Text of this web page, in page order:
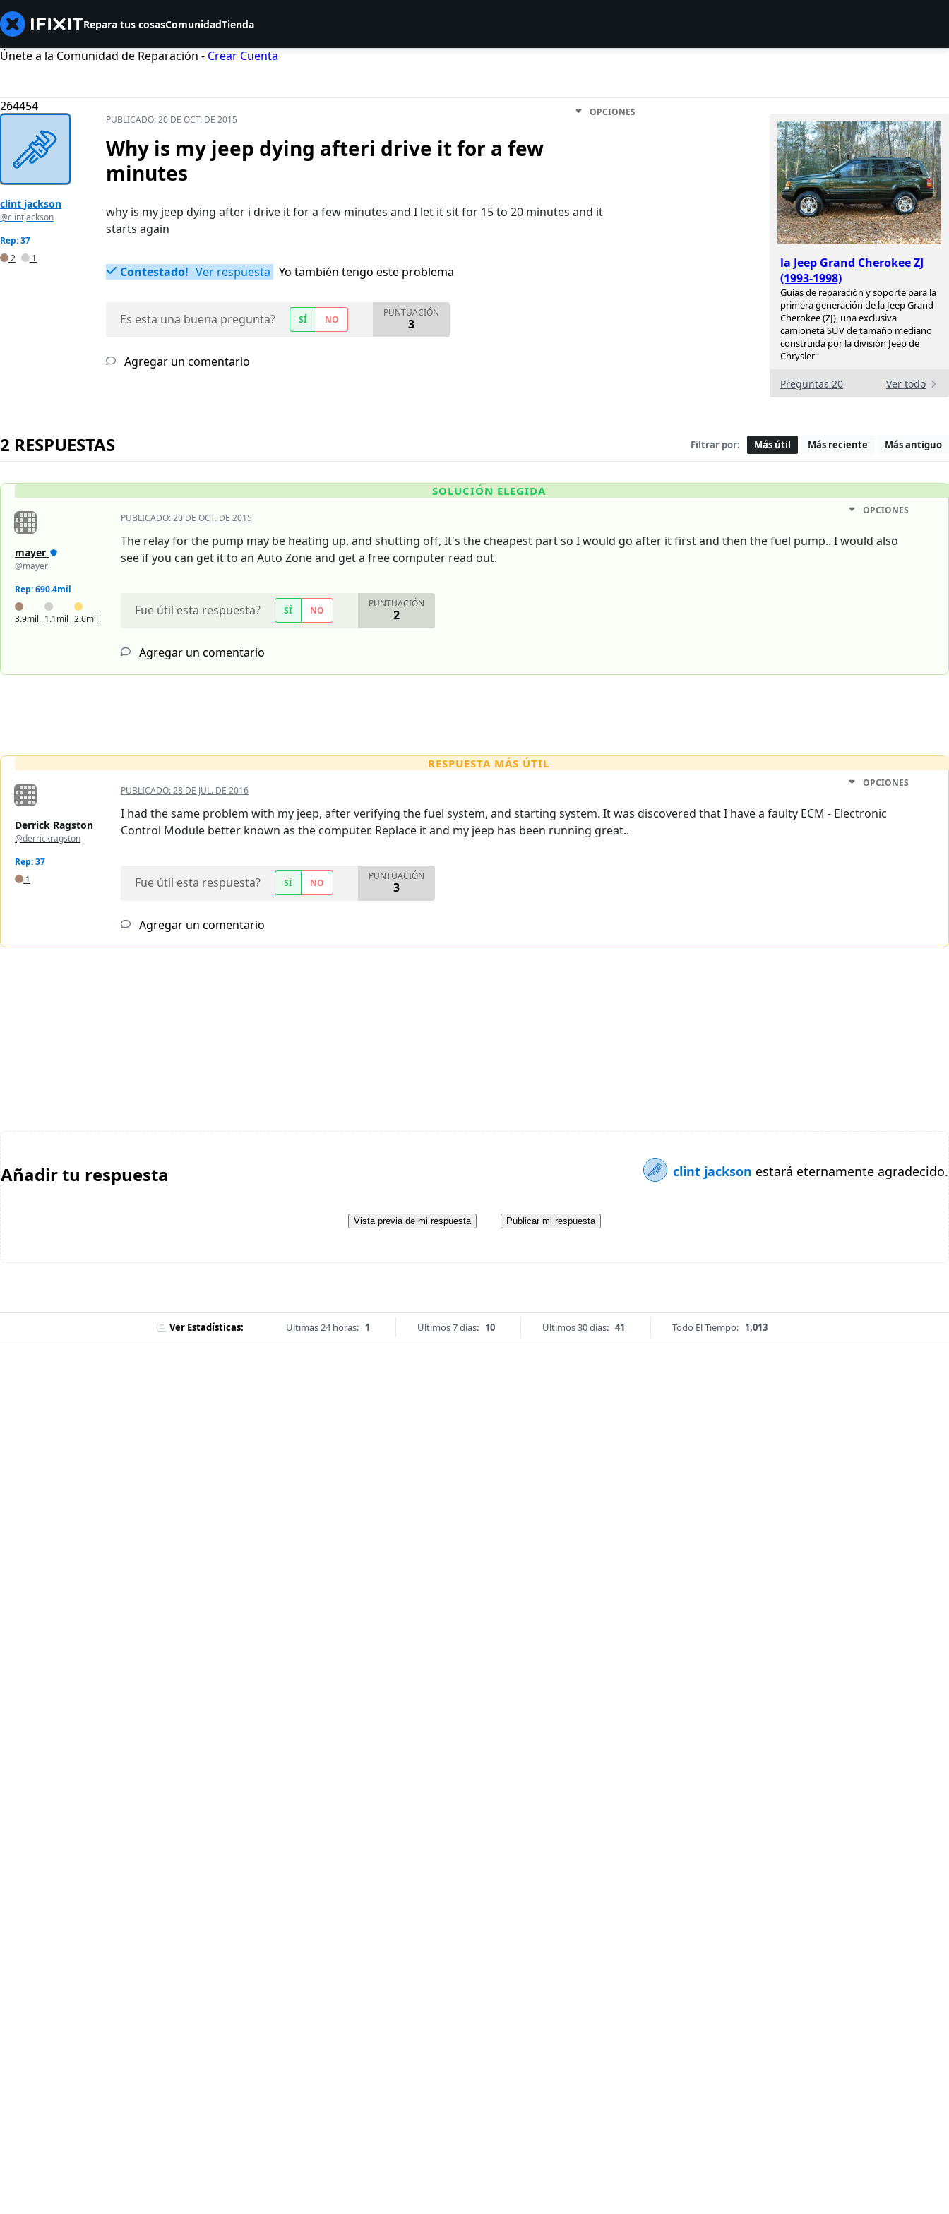
Repara tus cosasComunidadTienda
Únete a la Comunidad de Reparación - Crear Cuenta
264454
la Jeep Grand Cherokee ZJ
(1993-1998)
Guías de reparación y soporte para la
primera generación de la Jeep Grand
Cherokee (ZJ), una exclusiva
camioneta SUV de tamaño mediano
construida por la división Jeep de
Chrysler
Preguntas 20 Ver todo
clint jackson
@clintjackson
Rep: 37
2
1
PUBLICADO:20 DE OCT. DE 2015
OPCIONES
Why is my jeep dying afteri drive it for a few
minutes
why is my jeep dying after i drive it for a few minutes and I let it sit for 15 to 20 minutes and it
starts again
Contestado! Ver respuesta Yo también tengo este problema
Es esta una buena pregunta? SÍ NO
PUNTUACIÓN
3
Agregar un comentario
2 RESPUESTAS Filtrar por: Más útil Más reciente Más antiguo
SOLUCIÓN ELEGIDA
mayer
@mayer
Rep: 690.4mil
3.9mil 1.1mil 2.6mil
PUBLICADO:20 DE OCT. DE 2015
OPCIONES
The relay for the pump may be heating up, and shutting off, It's the cheapest part so I would go after it first and then the fuel pump.. I would also
see if you can get it to an Auto Zone and get a free computer read out.
Fue útil esta respuesta? SÍ NO
PUNTUACIÓN
2
Agregar un comentario
RESPUESTA MÁS ÚTIL
Derrick Ragston
@derrickragston
Rep: 37
1
PUBLICADO:28 DE JUL. DE 2016
OPCIONES
I had the same problem with my jeep, after verifying the fuel system, and starting system. It was discovered that I have a faulty ECM - Electronic
Control Module better known as the computer. Replace it and my jeep has been running great..
Fue útil esta respuesta? SÍ NO
PUNTUACIÓN
3
Agregar un comentario
Añadir tu respuesta clint jackson estará eternamente agradecido.
Vista previa de mi respuesta Publicar mi respuesta
Ver Estadísticas: Ultimas 24 horas: 1 Ultimos 7 días: 10 Ultimos 30 días: 41 Todo El Tiempo: 1,013